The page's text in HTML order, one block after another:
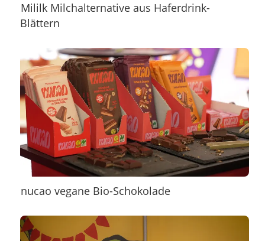
Mililk Milchalternative aus Haferdrink-
Blättern
nucao vegane Bio-Schokolade